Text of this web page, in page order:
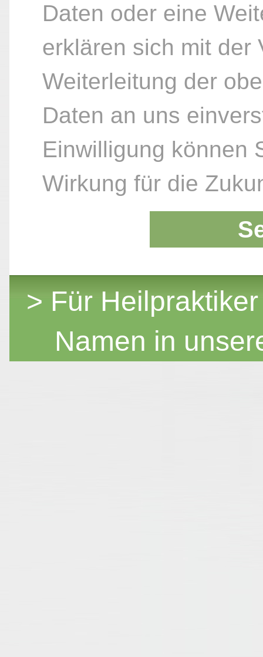
Daten oder eine
erklären sich mit der
Weiterleitung der
Daten an uns
Einwilligung können
Wirkung für die
> Für
Namen in